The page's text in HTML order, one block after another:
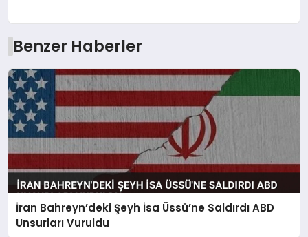
Benzer Haberler
İran Bahreyn’deki Şeyh İsa Üssü’ne Saldırdı ABD
Unsurları Vuruldu